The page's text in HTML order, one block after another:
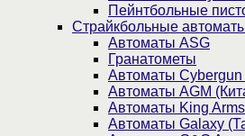
Пейнтбольные
Страйкбольные
Автоматы ASG
Гранатометы
Автоматы
Автоматы AGM
Автоматы King Arms
Автоматы Galaxy